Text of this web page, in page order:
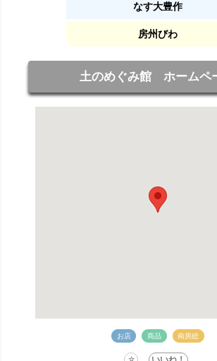
なす大豊作
房州びわ
土のめぐみ館 ホームペ
お店 商品 南房総